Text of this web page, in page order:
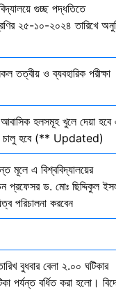
গুচ্ছ পদ্ধতিতে
২৫-১০-২০২৪ তারিখে
তত্বীয় ও ব্যবহারিক পরীক্ষা
হলসমূহ খুলে দেয়া হবে
চালু হবে (** Updated)
মূলে এ বিশ্ববিদ্যালয়ের
প্রফেসর ড. মোঃ ছিদ্দিকুল
পরিচালনা করবেন
বুধবার বেলা ২.০০ ঘটিকার
পর্যন্ত বর্ধিত করা হলো।